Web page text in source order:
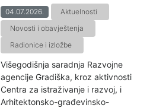
04.07.2026.
Aktuelnosti
Novosti i obavještenja
Radionice i izložbe
Višegodišnja saradnja Razvojne
agencije Gradiška, kroz aktivnosti
Centra za istraživanje i razvoj, i
Arhitektonsko-građevinsko-